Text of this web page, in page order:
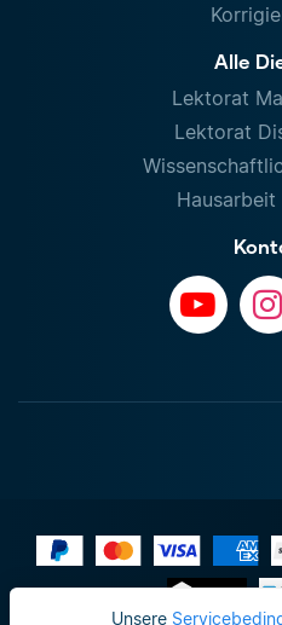
Unsere
Alle
Lektorat
Lektorat